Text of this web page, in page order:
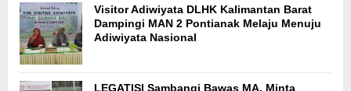
Visitor Adiwiyata DLHK Kalimantan Barat
Dampingi MAN 2 Pontianak Melaju Menuju
Adiwiyata Nasional
LEGATISI Sambangi Bawas MA, Minta